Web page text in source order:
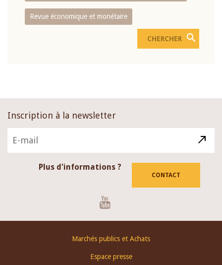
Revue économique et monétaire
Inscription à la newsletter
Plus d'informations ?
CONTACT
Marchés publics et Achats
Espace presse